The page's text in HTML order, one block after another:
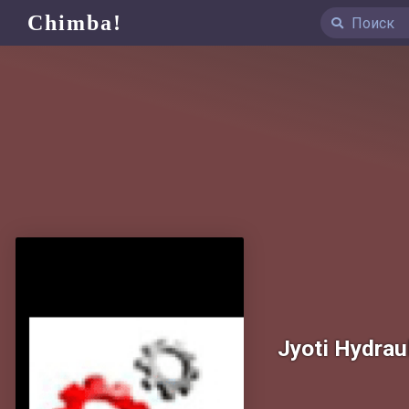
Chimba!
Jyoti